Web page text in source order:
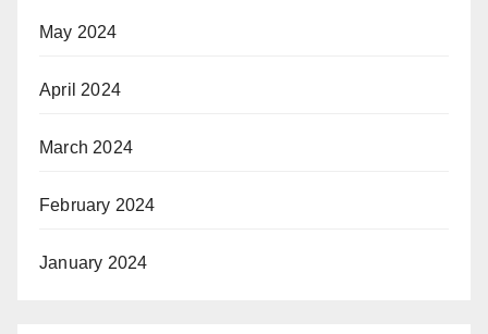
May 2024
April 2024
March 2024
February 2024
January 2024